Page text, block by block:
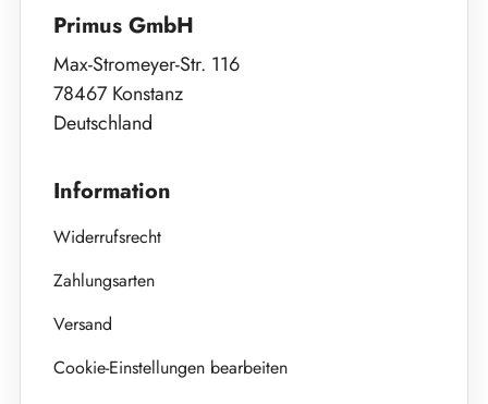
Primus GmbH
Max-Stromeyer-Str. 116
78467 Konstanz
Deutschland
Information
Widerrufsrecht
Zahlungsarten
Versand
Cookie-Einstellungen bearbeiten